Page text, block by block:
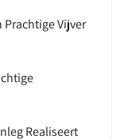
Vijver
Realiseert